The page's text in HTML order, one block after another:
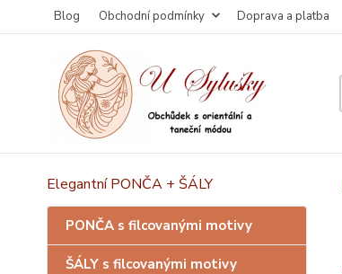
Blog Obchodní podmínky Doprava a platba
Elegantní PONČA + ŠÁLY
PONČA s filcovanými motivy
ŠÁLY s filcovanými motivy